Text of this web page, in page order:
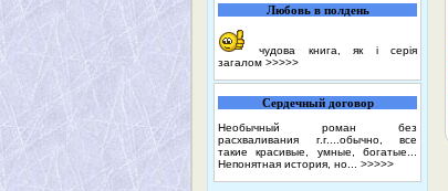
Любовь в полдень
чудова книга, як і серія
загалом >>>>>
Сердечный договор
Необычный роман без
расхваливания г.г....обычно, все
такие красивые, умные, богатые...
Непонятная история, но... >>>>>